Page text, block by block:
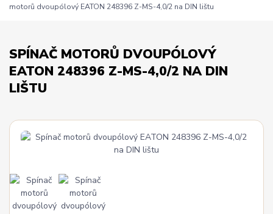
motorů dvoupólový EATON 248396 Z-MS-4,0/2 na DIN lištu
SPÍNAČ MOTORŮ DVOUPÓLOVÝ
EATON 248396 Z-MS-4,0/2 NA DIN
LIŠTU